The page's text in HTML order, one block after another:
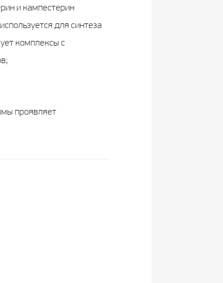
и кампестерин
для синтеза
комплексы с
проявляет